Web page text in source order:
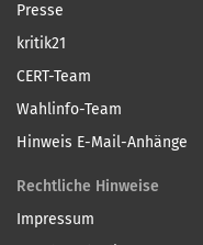
Presse
kritik21
CERT-Team
Wahlinfo-Team
Hinweis E-Mail-Anhänge
Rechtliche Hinweise
Impressum